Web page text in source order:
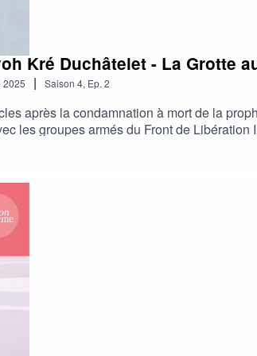
Kré Duchâtelet - La Grotte
2025 | Saison 4, Ep. 2
après la condamnation à mort de la
les groupes armés du Front de
dans un abysse de visions entre pures
entre politique, imaginaire et
littéraires de la bibliothèque
documentaire sur des situations
où se combinent textes, images,
libération des imaginaires.